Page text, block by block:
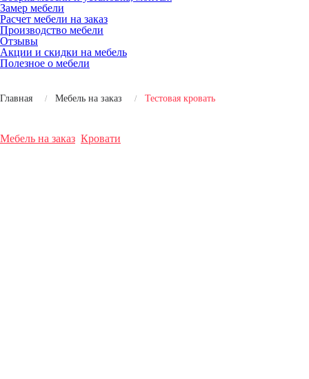
Замер мебели
Расчет мебели на заказ
Производство мебели
Отзывы
Акции и скидки на мебель
Полезное о мебели
Главная Мебель на заказ Тестовая кровать
Мебель на заказ Кровати